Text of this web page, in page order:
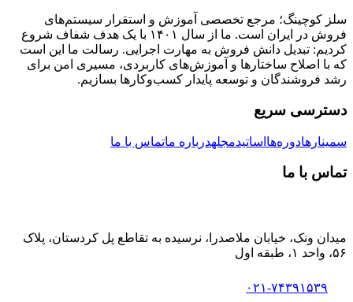
سلز کوچینگ؛ مرجع تخصصی آموزش و استقرار سیستم‌های
فروش در ایران است. ما از سال ۱۴۰۱ با یک هدف شفاف شروع
کردیم: تبدیل دانش فروش به مهارت اجرایی. رسالت ما این است
که با اصلاح ساختارها و آموزش‌های کاربردی، مسیری امن برای
رشد فروشندگان و توسعه پایدار کسب‌وکارها بسازیم.
دسترسی سریع
سمینارهادوره‌ها اساتیدمجلهدرباره ماتماس با ما
تماس با ما
میدان ونک، خیابان ملاصدرا، نرسیده به تقاطع پل کردستان، پلاک
۵۶، واحد ۱، طبقه اول
۰۲۱-۷۴۳۹۱۵۳۹